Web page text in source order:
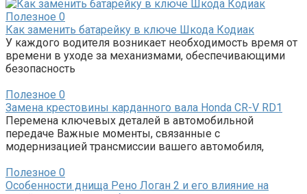
Полезное 0
Как заменить батарейку в ключе Шкода Кодиак
У каждого водителя возникает необходимость время от
времени в уходе за механизмами, обеспечивающими
безопасность
Полезное 0
Замена крестовины карданного вала Honda CR-V RD1
Перемена ключевых деталей в автомобильной
передаче Важные моменты, связанные с
модернизацией трансмиссии вашего автомобиля,
Полезное 0
Особенности днища Рено Логан 2 и его влияние на